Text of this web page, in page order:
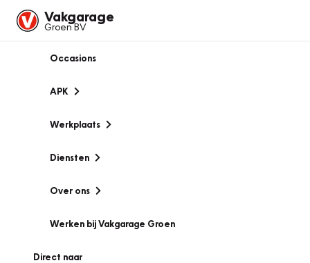
Vakgarage
Groen BV
Occasions
APK
Werkplaats
Diensten
Over ons
Werken bij Vakgarage Groen
Direct naar